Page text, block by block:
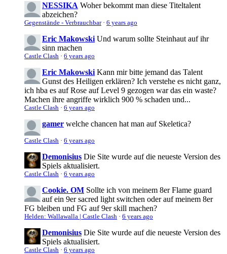
NESSIKA Woher bekommt man diese Titeltalent
abzeichen?
Gegenstände - Verbrauchbar· 6 years ago
Eric Makowski Und warum sollte Steinhaut auf ihr
sinn machen
Castle Clash · 6 years ago
Eric Makowski Kann mir bitte jemand das Talent
Gunst des Heiligen erklären? Ich verstehe es nicht ganz,
ich hba es auf Rose auf Level 9 gezogen war das ein waste?
Machen ihre angriffe wirklich 900 % schaden und...
Castle Clash · 6 years ago
gamer welche chancen hat man auf Skeletica?
Castle Clash · 6 years ago
Demonisius Die Site wurde auf die neueste Version des
Spiels aktualisiert.
Castle Clash · 6 years ago
Cookie. OM Sollte ich von meinem 8er Flame guard
auf ein 9er sacred light switchen oder auf meinem 8er
FG bleiben und FG auf 9er skill machen?
Helden: Wallawalla | Castle Clash · 6 years ago
Demonisius Die Site wurde auf die neueste Version des
Spiels aktualisiert.
Castle Clash · 6 years ago